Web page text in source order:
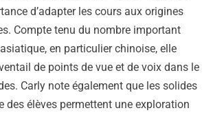
d’adapter les cours aux origines
Compte tenu du nombre important
asiatique, en particulier chinoise, elle
de points de vue et de voix dans le
Carly note également que les solides
des élèves permettent une exploration